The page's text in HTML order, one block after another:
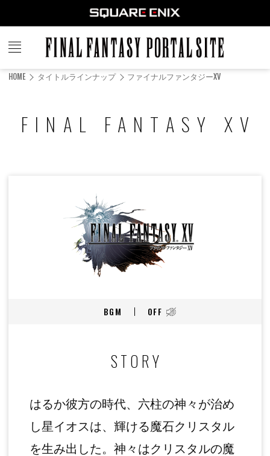
FINAL
FANTASY
HOME タイトルラインナップ ファイナルファンタジーXV
FINAL FANTASY XV
BGM OFF
STORY
はるか彼方の時代、六柱の神々が治め
し星イオスは、輝ける魔石クリスタル
を生み出した。神々はクリスタルの魔